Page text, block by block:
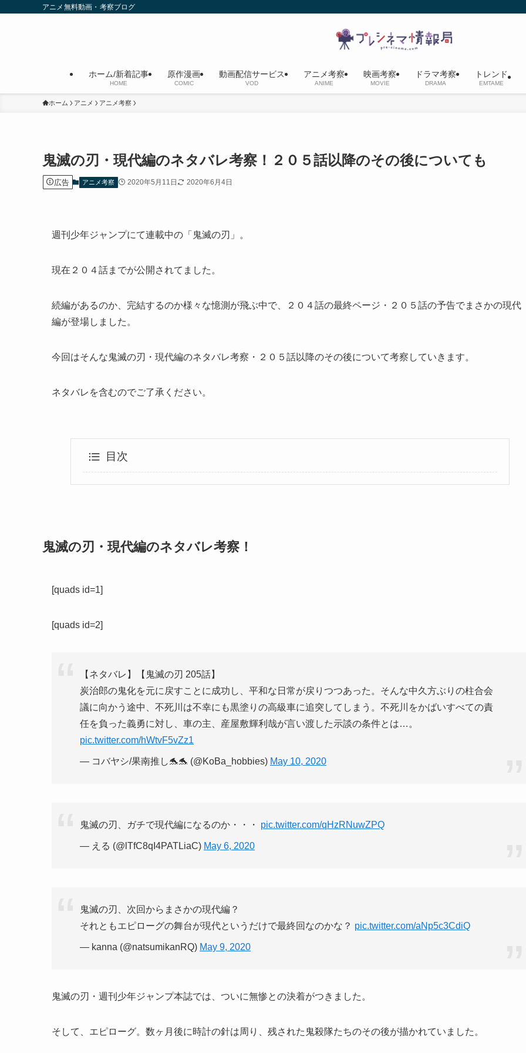
アニメ無料動画・考察ブログ
ホーム/新着記事
HOME
原作漫画
COMIC
動画配信サービス
VOD
アニメ考察
ANIME
映画考察
MOVIE
ドラマ考察
DRAMA
トレンド
EMTAME
ホーム アニメ アニメ考察
鬼滅の刃・現代編のネタバレ考察！２０５話以降のその後についても
広告 アニメ考察 2020年5月11日 2020年6月4日
週刊少年ジャンプにて連載中の「鬼滅の刃」。
現在２０４話までが公開されてました。
続編があるのか、完結するのか様々な憶測が飛ぶ中で、２０４話の最終ページ・２０５話の予告でまさかの現代
編が登場しました。
今回はそんな鬼滅の刃・現代編のネタバレ考察・２０５話以降のその後について考察していきます。
ネタバレを含むのでご了承ください。
目次
鬼滅の刃・現代編のネタバレ考察！
[quads id=1]
[quads id=2]
【ネタバレ】【鬼滅の刃 205話】
炭治郎の鬼化を元に戻すことに成功し、平和な日常が戻りつつあった。そんな中久方ぶりの柱合会
議に向かう途中、不死川は不幸にも黒塗りの高級車に追突してしまう。不死川をかばいすべての責
任を負った義勇に対し、車の主、産屋敷輝利哉が言い渡した示談の条件とは…。
pic.twitter.com/hWtvF5vZz1
— コバヤシ/果南推し🐬🐬 (@KoBa_hobbies) May 10, 2020
鬼滅の刃、ガチで現代編になるのか・・・ pic.twitter.com/qHzRNuwZPQ
— える (@lTfC8qI4PATLiaC) May 6, 2020
鬼滅の刃、次回からまさかの現代編？
それともエピローグの舞台が現代というだけで最終回なのかな？ pic.twitter.com/aNp5c3CdiQ
— kanna (@natsumikanRQ) May 9, 2020
鬼滅の刃・週刊少年ジャンプ本誌では、ついに無惨との決着がつきました。
そして、エピローグ。数ヶ月後に時計の針は周り、残された鬼殺隊たちのその後が描かれていました。